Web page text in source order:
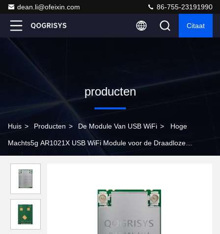
dean.li@ofeixin.com 86-755-23191990
Citaat
producten
Huis > Producten > De Module Van USB WiFi > Hoge
Machts5g AR1021X USB WiFi Module voor de Draadloze